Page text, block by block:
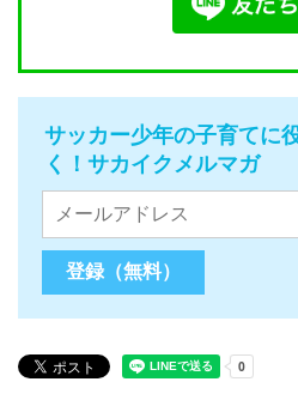
サッカー少年の子育てに
く！サカイクメルマガ